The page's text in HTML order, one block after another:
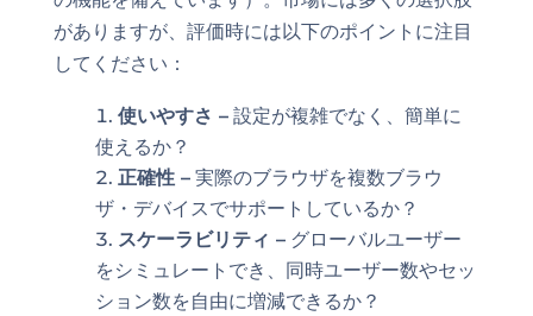
がありますが、評価時には以下のポイントに注目
してください：
使いやすさ –設定が複雑でなく、簡単に
使えるか？
正確性 –実際のブラウザを複数ブラウ
ザ・デバイスでサポートしているか？
スケーラビリティ –グローバルユーザー
をシミュレートでき、同時ユーザー数やセッ
ション数を自由に増減できるか？